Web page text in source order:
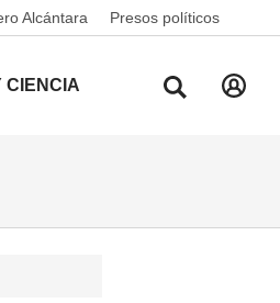
Alcántara Presos políticos
CIENCIA